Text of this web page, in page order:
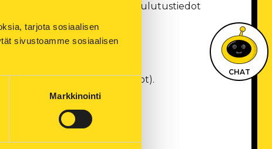
tarjota sosiaalisen
sivustoamme sosiaalisen
Markkinointi
ja lämmön käyttöpaikkojen kulutustiedot
seurannan.
ja kulutustiedot).
CHAT